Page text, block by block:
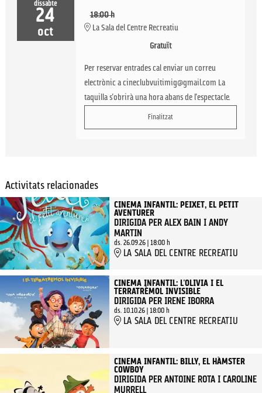
dissabte
24
oct
18:00 h
La Sala del Centre Recreatiu
Gratuït
Per reservar entrades cal enviar un correu
electrònic a cineclubvuitimig@gmail.com La
taquilla s'obrirà una hora abans de l'espectacle.
Finalitzat
Activitats relacionades
CINEMA INFANTIL: PEIXET, EL PETIT
AVENTURER
DIRIGIDA PER ALEX BAIN I ANDY
MARTIN
ds. 26.09.26| 18:00 h
LA SALA DEL CENTRE RECREATIU
CINEMA INFANTIL: L'OLIVIA I EL
TERRATRÈMOL INVISIBLE
DIRIGIDA PER IRENE IBORRA
ds. 10.10.26| 18:00 h
LA SALA DEL CENTRE RECREATIU
CINEMA INFANTIL: BILLY, EL HÀMSTER
COWBOY
DIRIGIDA PER ANTOINE ROTA I CAROLINE
MURRELL